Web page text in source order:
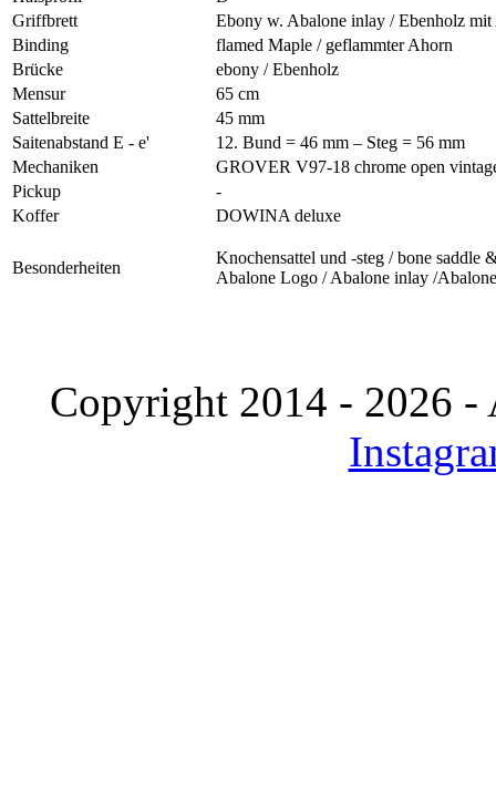
Griffbrett
Ebony w. Abalone inlay / Ebenholz
Binding
flamed Maple / geflammter Ahorn
Brücke
ebony / Ebenholz
Mensur
65 cm
Sattelbreite
45 mm
Saitenabstand E - e'
12. Bund = 46 mm – Steg = 56 mm
Mechaniken
GROVER V97-18 chrome open
Pickup
-
Koffer
DOWINA deluxe
Besonderheiten
Knochensattel und -steg / bone saddle
Abalone Logo / Abalone inlay /
Copyright 2014 - 2026 -